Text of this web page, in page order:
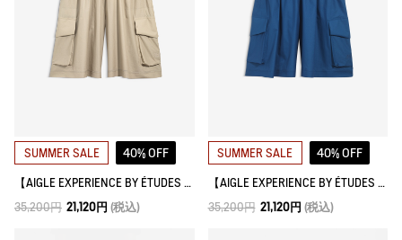
SUMMER SALE 40% OFF
【AIGLE EXPERIENCE BY ÉTUDES STUDIO】 透湿防水 軽量 ロングショーツ
35,200円 21,120円 (税込)
SUMMER SALE 40% OFF
【AIGLE EXPERIENCE BY ÉTUDES STUDIO】 透湿防水 軽量 ロングショーツ
35,200円 21,120円 (税込)